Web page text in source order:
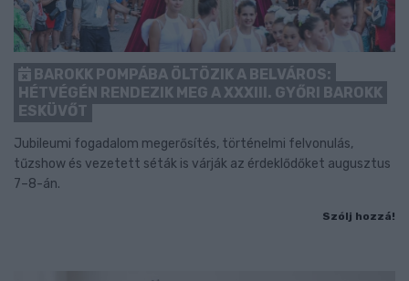
BAROKK POMPÁBA ÖLTÖZIK A BELVÁROS:
HÉTVÉGÉN RENDEZIK MEG A XXXIII. GYŐRI BAROKK
ESKÜVŐT
Jubileumi fogadalom megerősítés, történelmi felvonulás,
tűzshow és vezetett séták is várják az érdeklődőket augusztus
7–8-án.
Szólj hozzá!